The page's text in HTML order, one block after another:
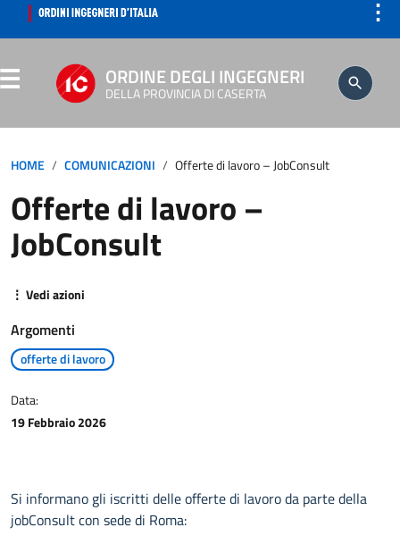
⋮
ORDINE DEGLI INGEGNERI
DELLA PROVINCIA DI CASERTA
SEGRETERIA
ISCRITTO
PROFESSIONE
AGGIORNAMENTO PROFESSIONALE
HOME COMUNICAZIONI Offerte di lavoro – JobConsult
Offerte di lavoro –
JobConsult
⋮ Vedi azioni
Argomenti
offerte di lavoro
Data:
19 Febbraio 2026
Si informano gli iscritti delle offerte di lavoro da parte della
jobConsult con sede di Roma: